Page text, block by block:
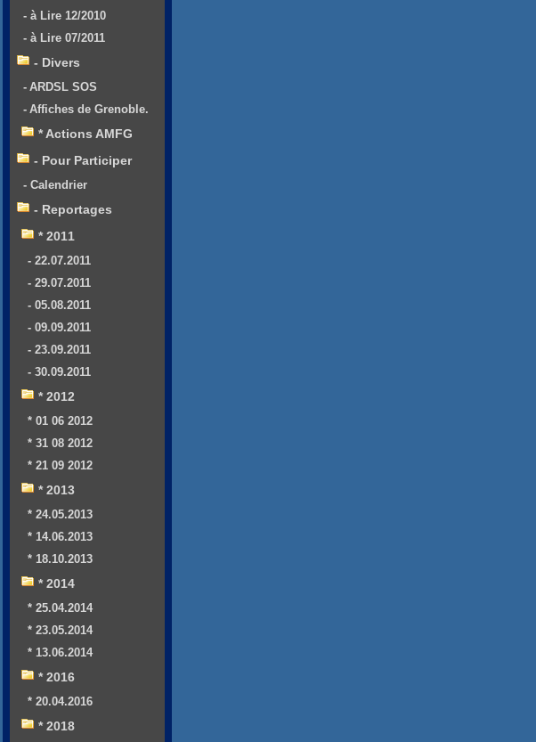
- à Lire 12/2010
- à Lire 07/2011
- Divers
- ARDSL SOS
- Affiches de Grenoble.
* Actions AMFG
- Pour Participer
- Calendrier
- Reportages
* 2011
- 22.07.2011
- 29.07.2011
- 05.08.2011
- 09.09.2011
- 23.09.2011
- 30.09.2011
* 2012
* 01 06 2012
* 31 08 2012
* 21 09 2012
* 2013
* 24.05.2013
* 14.06.2013
* 18.10.2013
* 2014
* 25.04.2014
* 23.05.2014
* 13.06.2014
* 2016
* 20.04.2016
* 2018